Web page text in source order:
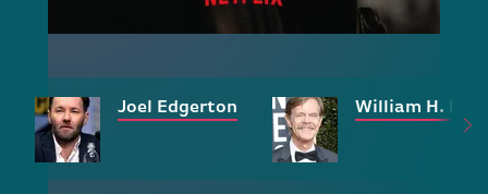
Joel Edgerton William H.